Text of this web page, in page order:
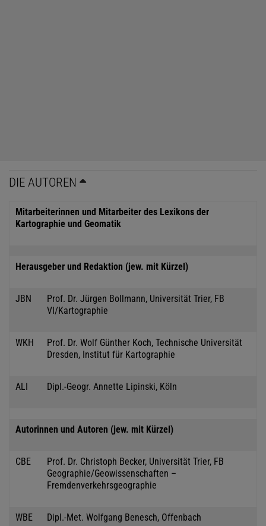
DIE AUTOREN
Mitarbeiterinnen und Mitarbeiter des Lexikons der
Kartographie und Geomatik
Herausgeber und Redaktion (jew. mit Kürzel)
JBN
Prof. Dr. Jürgen Bollmann, Universität Trier, FB
VI/Kartographie
WKH
Prof. Dr. Wolf Günther Koch, Technische Universität
Dresden, Institut für Kartographie
ALI Dipl.-Geogr. Annette Lipinski, Köln
Autorinnen und Autoren (jew. mit Kürzel)
CBE
Prof. Dr. Christoph Becker, Universität Trier, FB
Geographie/Geowissenschaften –
Fremdenverkehrsgeographie
WBE Dipl.-Met. Wolfgang Benesch, Offenbach